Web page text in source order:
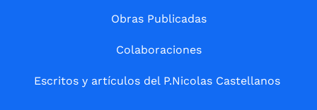
Obras Publicadas
Colaboraciones
Escritos y artículos del P.Nicolas Castellanos